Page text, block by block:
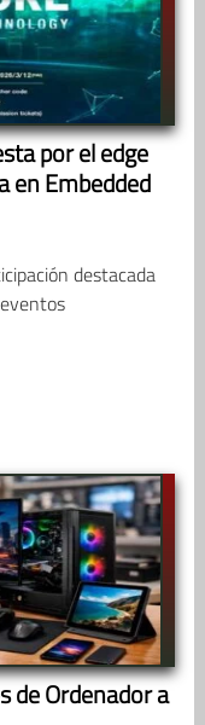
por el edge
en Embedded
destacada
de Ordenador a